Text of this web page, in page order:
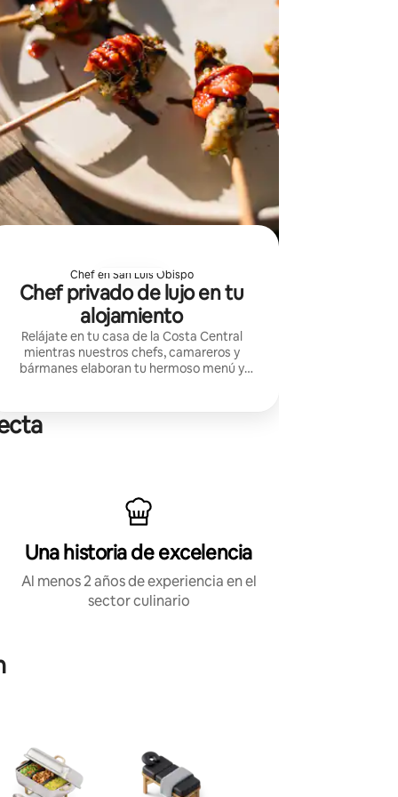
Chef en San Luis Obispo
Chef privado de lujo en tu
alojamiento
Relájate en tu casa de la Costa Central
mientras nuestros chefs, camareros y
bármanes elaboran tu hermoso menú y
momentos inolvidables!
Una historia de excelencia
Al menos 2 años de experiencia en el
sector culinario